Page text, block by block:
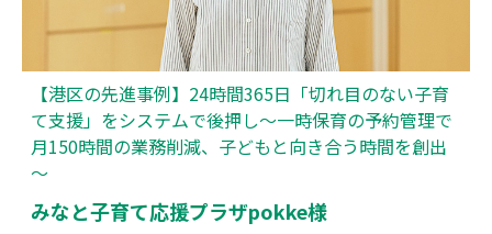
【港区の先進事例】24時間365日「切れ目のない子育
て支援」をシステムで後押し～一時保育の予約管理で
月150時間の業務削減、子どもと向き合う時間を創出
～
みなと子育て応援プラザpokke様